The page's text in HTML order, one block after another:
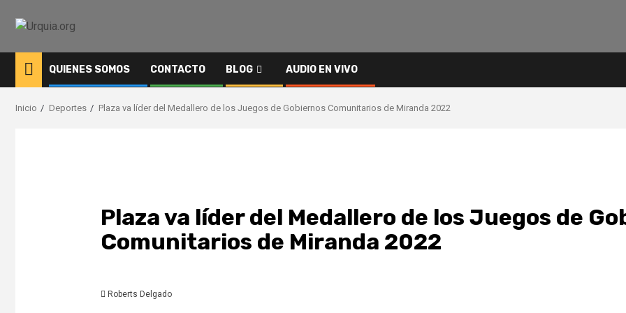
QUIENES SOMOS CONTACTO BLOG AUDIO EN VIVO
Inicio Deportes Plaza va líder del Medallero de los Juegos de Gobiernos Comunitarios de Miranda 2022
Plaza va líder del Medallero de los Juegos de
Comunitarios de Miranda 2022
Roberts Delgado